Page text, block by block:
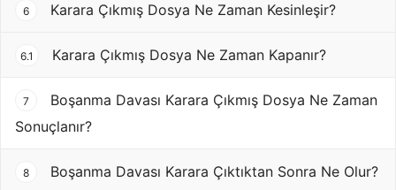
6 Karara Çıkmış Dosya Ne Zaman Kesinleşir?
6.1 Karara Çıkmış Dosya Ne Zaman Kapanır?
7
Boşanma Davası Karara Çıkmış Dosya Ne Zaman
Sonuçlanır?
8 Boşanma Davası Karara Çıktıktan Sonra Ne Olur?